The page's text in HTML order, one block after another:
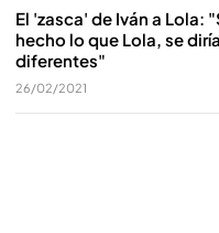
El 'zasca' de Iván a Lola:
hecho lo que Lola, se
diferentes"
26/02/2021